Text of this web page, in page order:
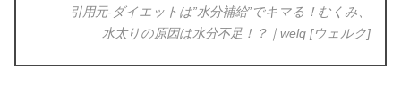
引用元-ダイエットは”水分補給”でキマる！むくみ、
水太りの原因は水分不足！？｜welq [ウェルク]